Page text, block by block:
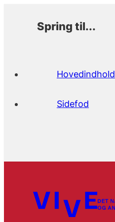
Spring til...
Hovedindhold
Sidefod